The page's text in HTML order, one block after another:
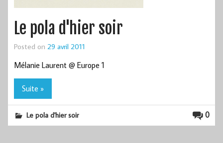
Le pola d'hier soir
Posted on 29 avril 2011
Mélanie Laurent @ Europe 1
Suite »
0
Le pola d'hier soir